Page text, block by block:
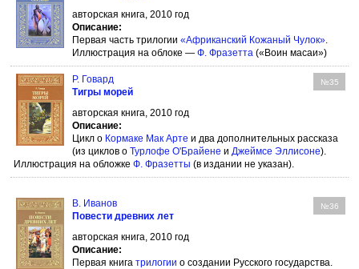
авторская книга, 2010 год
Описание:
Первая часть трилогии «Африканский Кожаный Чулок».
Иллюстрация на облоке — Ф. Фразетта («Воин масаи»)
Р. Говард №35
Тигры морей
авторская книга, 2010 год
Описание:
Цикл о Кормаке Мак Арте и два дополнительных рассказа
(из циклов о Турлофе О'Брайене и Джеймсе Эллисоне).
Иллюстрация на обложке Ф. Фразетты (в издании не указан).
В. Иванов №36
Повести древних лет
авторская книга, 2010 год
Описание:
Первая книга трилогии о создании Русского государства.